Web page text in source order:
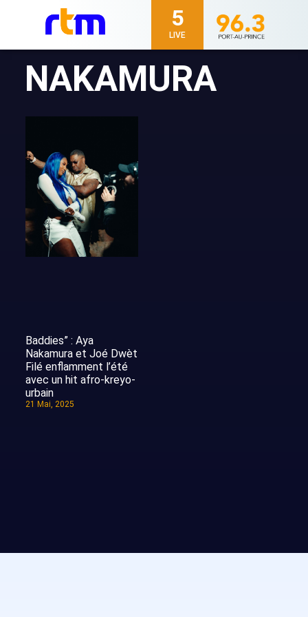
5
LIVE
NAKAMURA
Baddies” : Aya
Nakamura et Joé Dwèt
Filé enflamment l’été
avec un hit afro-kreyo-
urbain
21 Mai, 2025